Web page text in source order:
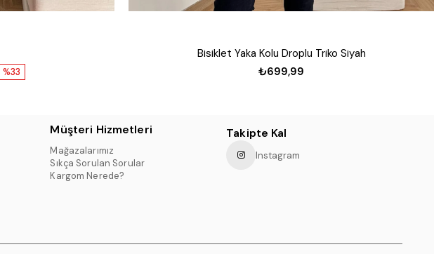
%33
Bisiklet Yaka Kolu Droplu Triko Siyah
₺699,99
Müşteri Hizmetleri
Mağazalarımız
Sıkça Sorulan Sorular
Kargom Nerede?
Takipte Kal
Instagram